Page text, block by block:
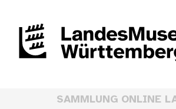
SAMMLUNG ONLINE